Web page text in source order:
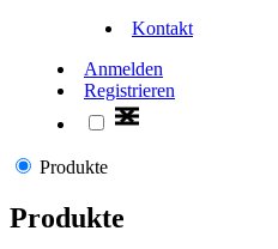
Kontakt
Anmelden
Registrieren
Produkte
Produkte